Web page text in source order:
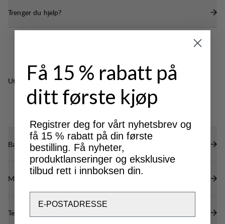
Trenger du hjelp?
Utmerket for
CLASSIC
TREKKING
Bærekraftsegenskaper
Materialer
Tekniske spesifikasjoner
Få 15 % rabatt på
ditt første kjøp
Registrer deg for vårt nyhetsbrev og
få 15 % rabatt på din første
bestilling. Få nyheter,
produktlanseringer og eksklusive
tilbud rett i innboksen din.